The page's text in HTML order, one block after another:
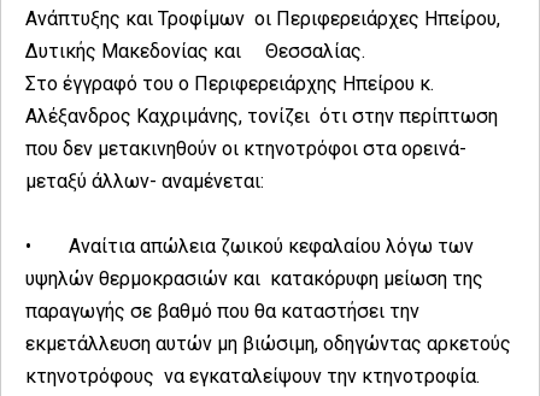
Ανάπτυξης και Τροφίμων οι Περιφερειάρχες Ηπείρου,
Δυτικής Μακεδονίας και Θεσσαλίας.
Στο έγγραφό του ο Περιφερειάρχης Ηπείρου κ.
Αλέξανδρος Καχριμάνης, τονίζει ότι στην περίπτωση
που δεν μετακινηθούν οι κτηνοτρόφοι στα ορεινά-
μεταξύ άλλων- αναμένεται:
•
Αναίτια απώλεια ζωικού κεφαλαίου λόγω των
υψηλών θερμοκρασιών και κατακόρυφη μείωση της
παραγωγής σε βαθμό που θα καταστήσει την
εκμετάλλευση αυτών μη βιώσιμη, οδηγώντας αρκετούς
κτηνοτρόφους να εγκαταλείψουν την κτηνοτροφία.